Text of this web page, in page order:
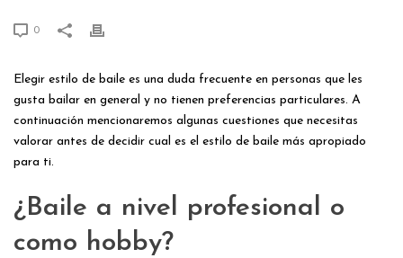
0
Elegir estilo de baile es una duda frecuente en personas que les
gusta bailar en general y no tienen preferencias particulares. A
continuación mencionaremos algunas cuestiones que necesitas
valorar antes de decidir cual es el estilo de baile más apropiado
para ti.
¿Baile a nivel profesional o
como hobby?